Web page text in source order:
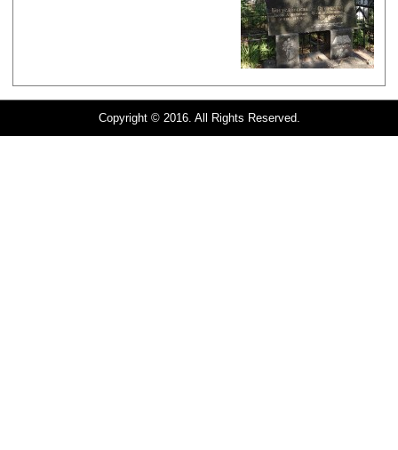
Copyright © 2016. All Rights Reserved.